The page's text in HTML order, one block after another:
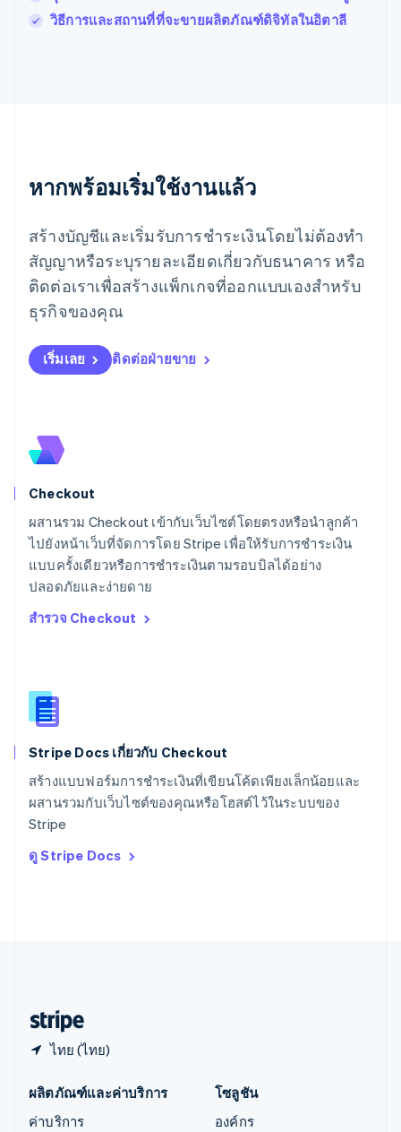
วิธีการและสถานที่ที่จะขายผลิตภัณฑ์ดิจิทัลในอิตาลี
หากพร้อมเริ่มใช้งานแล้ว
สร้างบัญชีและเริ่มรับการชำระเงินโดยไม่ต้องทำ
สัญญาหรือระบุรายละเอียดเกี่ยวกับธนาคาร หรือ
ติดต่อเราเพื่อสร้างแพ็กเกจที่ออกแบบเองสำหรับ
ธุรกิจของคุณ
เริ่มเลย ติดต่อฝ่ายขาย
Checkout
ผสานรวม Checkout เข้ากับเว็บไซต์โดยตรงหรือนำลูกค้า
ไปยังหน้าเว็บที่จัดการโดย Stripe เพื่อให้รับการชำระเงิน
แบบครั้งเดียวหรือการชำระเงินตามรอบบิลได้อย่าง
ปลอดภัยและง่ายดาย
สำรวจ Checkout
Stripe Docs เกี่ยวกับ Checkout
สร้างแบบฟอร์มการชำระเงินที่เขียนโค้ดเพียงเล็กน้อยและ
ผสานรวมกับเว็บไซต์ของคุณหรือโฮสต์ไว้ในระบบของ
Stripe
ดู Stripe Docs
ไทย (ไทย)
ฟินแลนด์
EnglishSvenska
เยอรมนี
โรมาเนีย
English
ลักเซมเบิร์ก
FrançaisDeutschEnglish
ลัตเวีย
English
Deutsch English
ลิทัวเนีย
สโลวาเกีย
English
EnglishItaliano
สวิตเซอร์แลนด์
Deutsch Français Italiano
สวีเดน
SvenskaEnglish
สหรัฐอเมริกา
สหรัฐอาหรับเอมิเรตส์
สาธารณรัฐเช็ก
English
English简体中文
ออสเตรเลีย
ออสเตรีย
Deutsch
ItalianoEnglish
ผลิตภัณฑ์และค่าบริการ
ค่าบริการ
โซลูชัน
องค์กร